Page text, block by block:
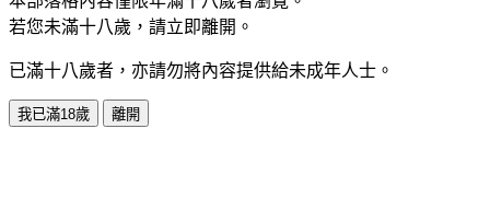
若您未滿十八歲，請立即離開。
已滿十八歲者，亦請勿將內容提供給未成年人士。
我已滿18歲 離開